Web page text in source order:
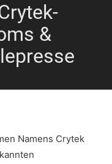
&
Namens Crytek